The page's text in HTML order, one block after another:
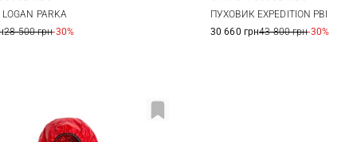
S
PARKA
28 500 грн-30%
XS S
ПУХОВИК EXPEDITION PBI
30 660 грн43 800 грн-30%